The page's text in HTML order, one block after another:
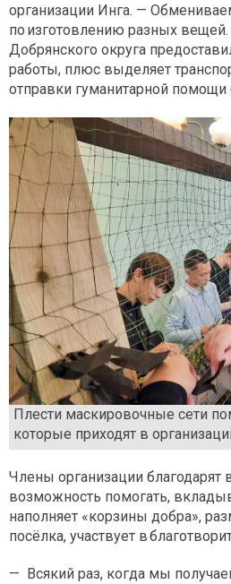
организации Инга. —
по изготовлению разных
Добрянского округа
работы, плюс выделяет
отправки гуманитарной помощи
Плести маскировочные сети
которые приходят в
Члены организации благодарят
возможность помогать,
наполняет «корзины добра»,
посёлка, участвует в
— Всякий раз, когда мы